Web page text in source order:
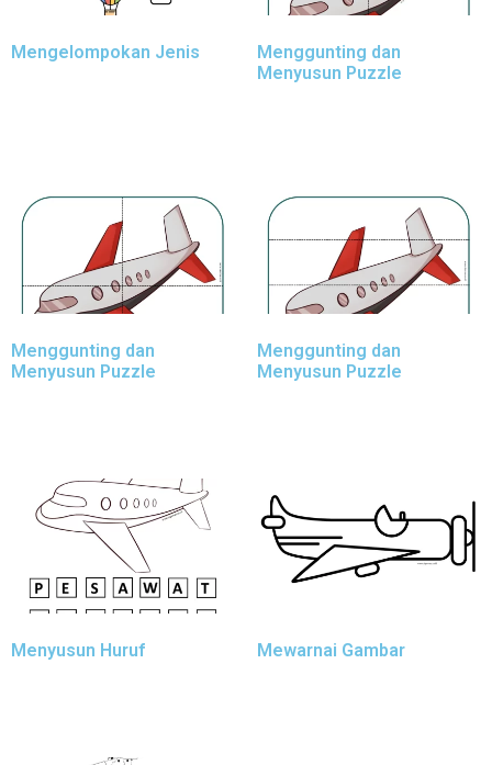
Mengelompokan Jenis
Menggunting dan
Menyusun Puzzle
Menggunting dan
Menyusun Puzzle
Menggunting dan
Menyusun Puzzle
Menyusun Huruf Mewarnai Gambar